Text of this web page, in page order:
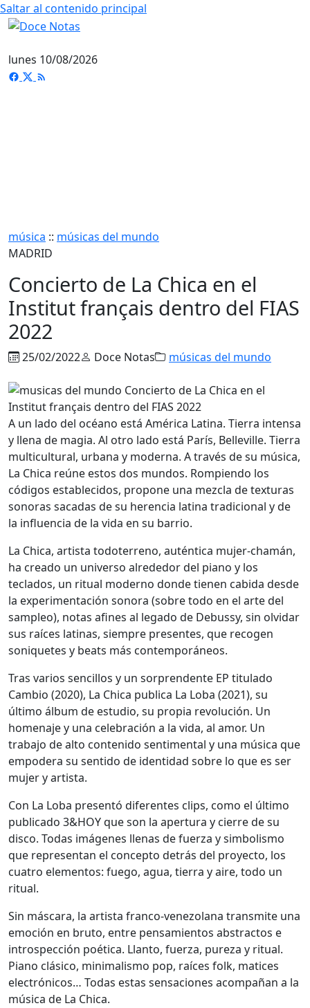
Saltar al contenido principal
lunes 10/08/2026
música :: músicas del mundo
MADRID
Concierto de La Chica en el
Institut français dentro del FIAS
2022
25/02/2022 Doce Notas músicas del mundo
A un lado del océano está América Latina. Tierra intensa
y llena de magia. Al otro lado está París, Belleville. Tierra
multicultural, urbana y moderna. A través de su música,
La Chica reúne estos dos mundos. Rompiendo los
códigos establecidos, propone una mezcla de texturas
sonoras sacadas de su herencia latina tradicional y de
la influencia de la vida en su barrio.
La Chica, artista todoterreno, auténtica mujer-chamán,
ha creado un universo alrededor del piano y los
teclados, un ritual moderno donde tienen cabida desde
la experimentación sonora (sobre todo en el arte del
sampleo), notas afines al legado de Debussy, sin olvidar
sus raíces latinas, siempre presentes, que recogen
soniquetes y beats más contemporáneos.
Tras varios sencillos y un sorprendente EP titulado
Cambio (2020), La Chica publica La Loba (2021), su
último álbum de estudio, su propia revolución. Un
homenaje y una celebración a la vida, al amor. Un
trabajo de alto contenido sentimental y una música que
empodera su sentido de identidad sobre lo que es ser
mujer y artista.
Con La Loba presentó diferentes clips, como el último
publicado 3&HOY que son la apertura y cierre de su
disco. Todas imágenes llenas de fuerza y simbolismo
que representan el concepto detrás del proyecto, los
cuatro elementos: fuego, agua, tierra y aire, todo un
ritual.
Sin máscara, la artista franco-venezolana transmite una
emoción en bruto, entre pensamientos abstractos e
introspección poética. Llanto, fuerza, pureza y ritual.
Piano clásico, minimalismo pop, raíces folk, matices
electrónicos… Todas estas sensaciones acompañan a la
música de La Chica.